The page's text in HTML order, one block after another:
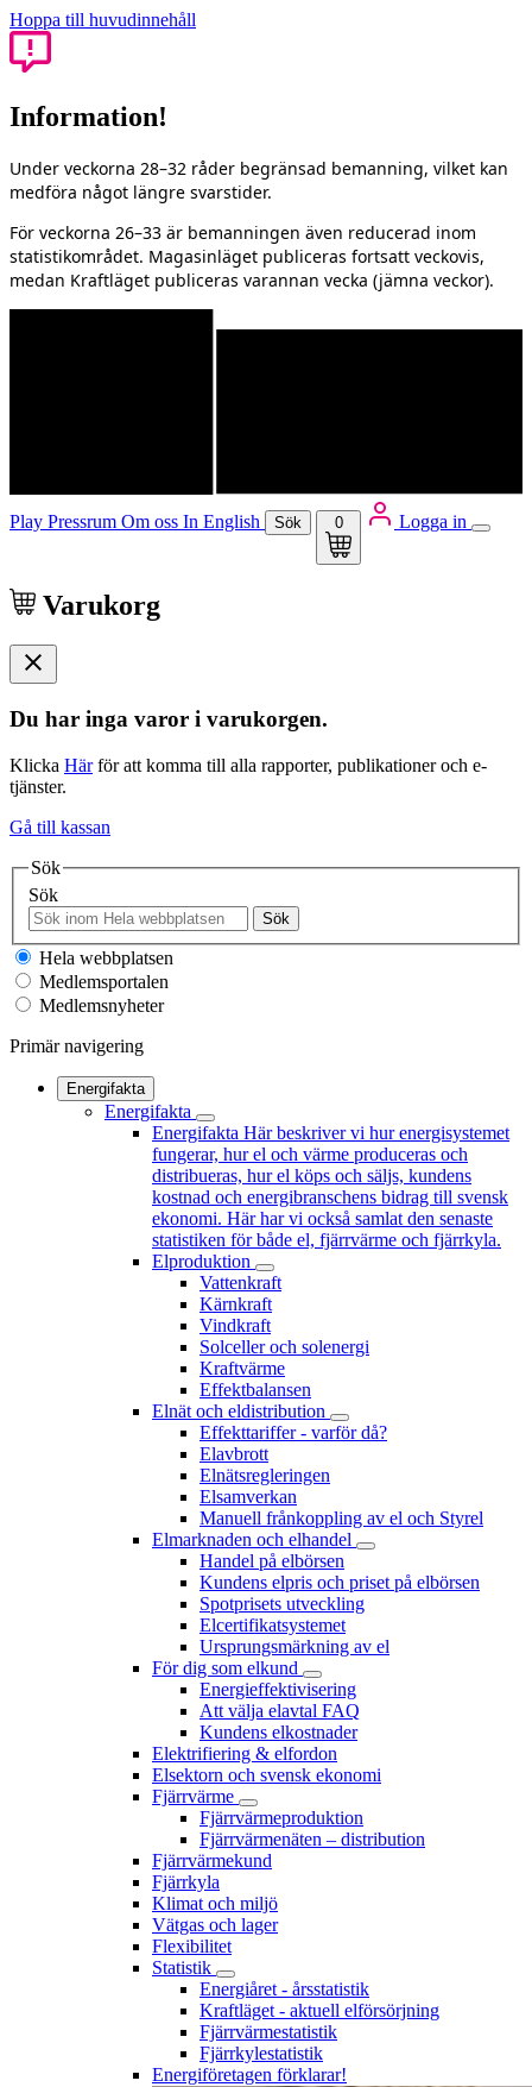
Hoppa till huvudinnehåll
Information!
Under veckorna 28–32 råder begränsad bemanning, vilket kan
medföra något längre svarstider.
För veckorna 26–33 är bemanningen även reducerad inom
statistikområdet. Magasinläget publiceras fortsatt veckovis,
medan Kraftläget publiceras varannan vecka (jämna veckor).
Play Pressrum Om oss In English Sök 0 Logga in
Varukorg
Du har inga varor i varukorgen.
Klicka Härför att komma till alla rapporter, publikationer och e-
tjänster.
Gå till kassan
Sök
Sök
Sök
Hela webbplatsen
Medlemsportalen
Medlemsnyheter
Primär navigering
Energifakta
Energifakta
Energifakta Här beskriver vi hur energisystemet
fungerar, hur el och värme produceras och
distribueras, hur el köps och säljs, kundens
kostnad och energibranschens bidrag till svensk
ekonomi. Här har vi också samlat den senaste
statistiken för både el, fjärrvärme och fjärrkyla.
Elproduktion
Vattenkraft
Kärnkraft
Vindkraft
Solceller och solenergi
Kraftvärme
Effektbalansen
Elnät och eldistribution
Effekttariffer - varför då?
Elavbrott
Elnätsregleringen
Elsamverkan
Manuell frånkoppling av el och Styrel
Elmarknaden och elhandel
Handel på elbörsen
Kundens elpris och priset på elbörsen
Spotprisets utveckling
Elcertifikatsystemet
Ursprungsmärkning av el
För dig som elkund
Energieffektivisering
Att välja elavtal FAQ
Kundens elkostnader
Elektrifiering & elfordon
Elsektorn och svensk ekonomi
Fjärrvärme
Fjärrvärmeproduktion
Fjärrvärmenäten – distribution
Fjärrvärmekund
Fjärrkyla
Klimat och miljö
Vätgas och lager
Flexibilitet
Statistik
Energiåret - årsstatistik
Kraftläget - aktuell elförsörjning
Fjärrvärmestatistik
Fjärrkylestatistik
Energiföretagen förklarar!